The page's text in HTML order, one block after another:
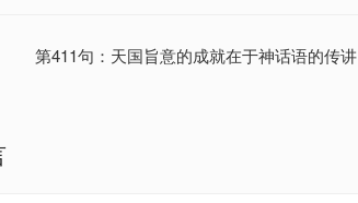
第411句：天国旨意的成就在于神话语的传讲